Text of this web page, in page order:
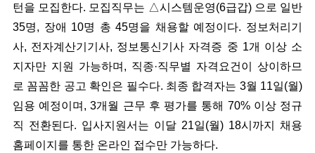
턴을 모집한다. 모집직무는 △시스템운영(6급갑) 으로 일반
35명, 장애 10명 총 45명을 채용할 예정이다. 정보처리기
사, 전자계산기기사, 정보통신기사 자격증 중 1개 이상 소
지자만 지원 가능하며, 직종·직무별 자격요건이 상이하므
로 꼼꼼한 공고 확인은 필수다. 최종 합격자는 3월 11일(월)
임용 예정이며, 3개월 근무 후 평가를 통해 70% 이상 정규
직 전환된다. 입사지원서는 이달 21일(월) 18시까지 채용
홈페이지를 통한 온라인 접수만 가능하다.